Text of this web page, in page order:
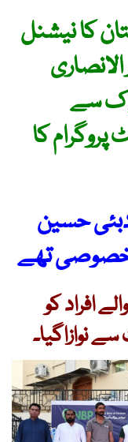
کا نیشنل
سے
کا
حسین
تھے
افراد کو
نوازاگیا۔